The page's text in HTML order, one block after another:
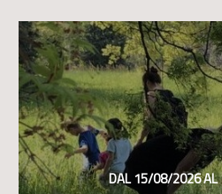
DAL 15/08/2026